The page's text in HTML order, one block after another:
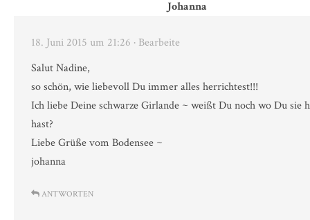
Johanna
18. Juni 2015 um 21:26 · Bearbeite
Salut Nadine,
so schön, wie liebevoll Du immer alles herrichtest!!!
Ich liebe Deine schwarze Girlande ~ weißt Du noch wo Du sie
hast?
Liebe Grüße vom Bodensee ~
johanna
ANTWORTEN